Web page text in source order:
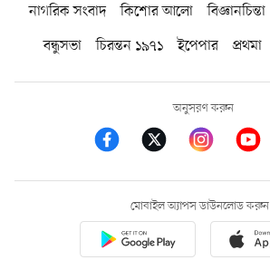
নাগরিক সংবাদ কিশোর আলো বিজ্ঞানচিন্তা
বন্ধুসভা
চিরন্তন ১৯৭১ ইপেপার প্রথমা
অনুসরণ করুন
মোবাইল অ্যাপস ডাউনলোড করুন